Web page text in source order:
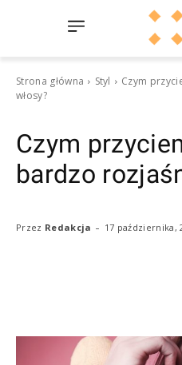
Strona główna Styl
Czym
włosy?
Czym
bardzo
Przez Redakcja - 17 października,